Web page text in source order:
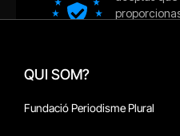
QUI SOM?
Fundació Periodisme Plural